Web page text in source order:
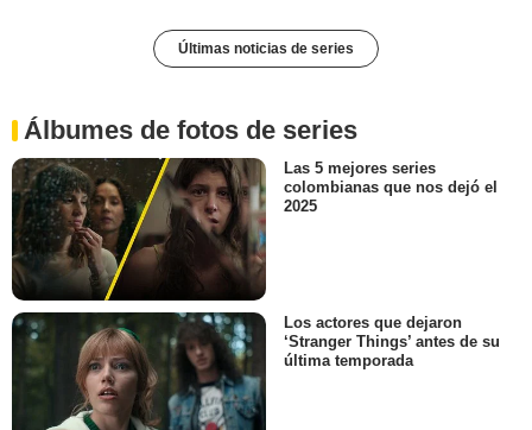
Últimas noticias de series
Álbumes de fotos de series
Las 5 mejores series
colombianas que nos dejó el
2025
Los actores que dejaron
‘Stranger Things’ antes de su
última temporada